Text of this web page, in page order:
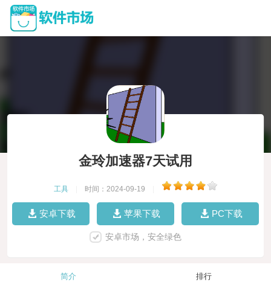
金玲加速器7天试用
工具 时间：2024-09-19
安卓下载 苹果下载 PC下载
安卓市场，安全绿色
简介 排行